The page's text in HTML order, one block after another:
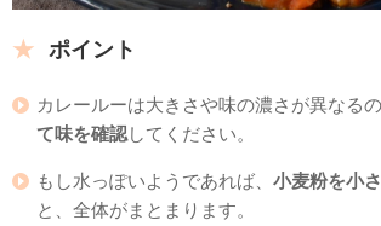
ポイント
カレールーは大きさや味の濃さが異なるの
て味を確認してください。
もし水っぽいようであれば、 小麦粉を小
と、全体がまとまります。